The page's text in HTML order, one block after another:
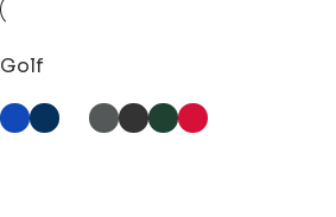
Golf